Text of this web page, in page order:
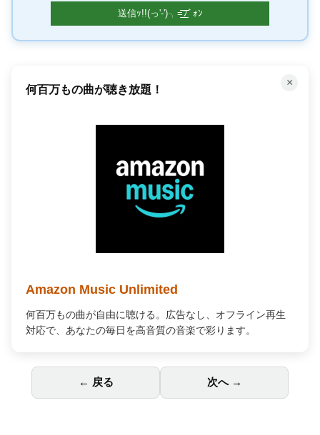
×
100万冊以上の本が読み放題！
Kindle Unlimited
100万冊以上が読み放題。好きなデバイスで、いつでもどこ
でも最高の読書体験を。
← 戻る 次へ →